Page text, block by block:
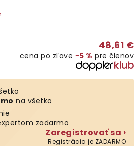
48,61 €
cena po zľave −5 % pre členov
na všetko
zadarmo
Zaregistrovať sa ›
Registrácia je ZADARMO